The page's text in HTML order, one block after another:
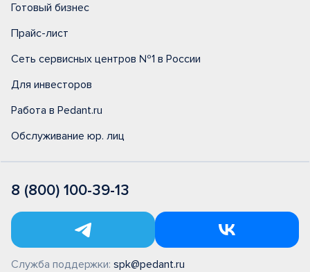
Готовый бизнес
Прайс-лист
Сеть сервисных центров №1 в России
Для инвесторов
Работа в Pedant.ru
Обслуживание юр. лиц
8 (800) 100-39-13
Служба поддержки: spk@pedant.ru